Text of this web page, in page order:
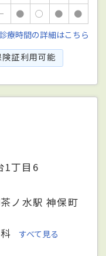
● ○ ●
●
診療時間の詳細はこちら
証利用可能
1丁目6
ノ水駅 神保町
すべて見る